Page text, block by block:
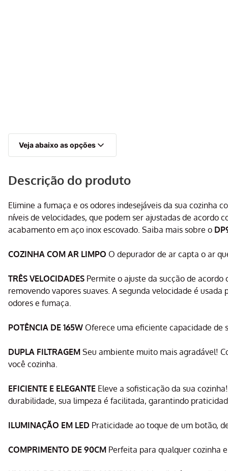
Veja abaixo as opções
Descrição do produto
Elimine a fumaça e os odores indesejáveis da sua cozinha
níveis de velocidades, que podem ser ajustadas de acordo
acabamento em aço inox escovado. Saiba mais sobre o
COZINHA COM AR LIMPO O depurador de ar capta o ar
TRÊS VELOCIDADES Permite o ajuste da sucção de
removendo vapores suaves. A segunda velocidade é
odores e fumaça.
POTÊNCIA DE 165W Oferece uma eficiente capacidade de
DUPLA FILTRAGEM Seu ambiente muito mais agradável!
você cozinha.
EFICIENTE E ELEGANTE Eleve a sofisticação da sua
durabilidade, sua limpeza é facilitada, garantindo
ILUMINAÇÃO EM LED Praticidade ao toque de um botão,
COMPRIMENTO DE 90CM Perfeita para qualquer cozinha